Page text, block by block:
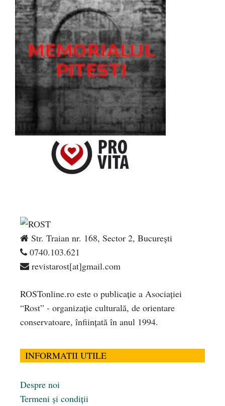
Str. Traian nr. 168, Sector 2, București
0740.103.621
revistarost[at]gmail.com
ROSTonline.ro este o publicaţie a Asociaţiei
“Rost” - organizaţie culturală, de orientare
conservatoare, înfiinţată în anul 1994.
INFORMATII UTILE
Despre noi
Termeni și condiții